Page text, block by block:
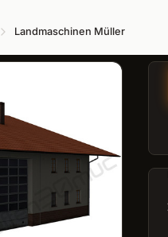
Landmaschinen Müller